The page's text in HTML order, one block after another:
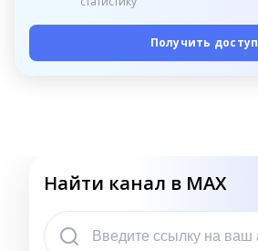
Получить доступ
Найти канал в MAX